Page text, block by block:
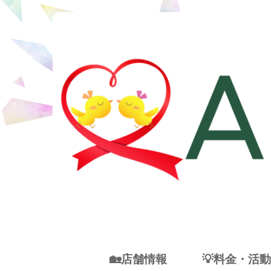
🏡店舗情報 💡料金・活